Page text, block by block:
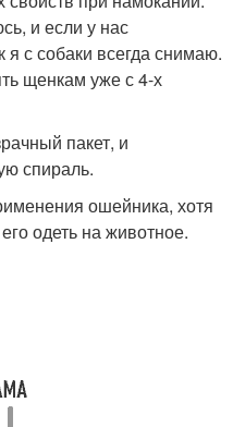
и если у нас
с собаки всегда снимаю.
щенкам уже с 4-х
пакет, и
спираль.
ошейника, хотя
одеть на животное.